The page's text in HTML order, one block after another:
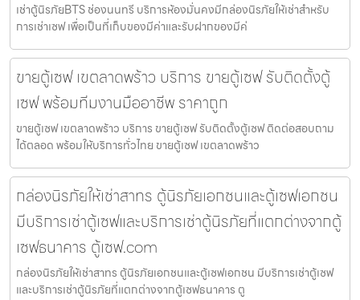
เช่าตู้นิรภัยBTS ช่องนนทรี บริการห้องมั่นคงมีกล่องนิรภัยให้เช่าสำหรับ
การเช่าเซฟ เพื่อเป็นที่เก็บของมีค่าและรับฝากของมีค่
ขายตู้เซฟ เขตลาดพร้าว บริการ ขายตู้เซฟ รับติดตั้งตู้
เซฟ พร้อมทีมงานมืออาชีพ ราคาถูก
ขายตู้เซฟ เขตลาดพร้าว บริการ ขายตู้เซฟ รับติดตั้งตู้เซฟ ติดต่อสอบถาม
ได้ตลอด พร้อมให้บริการทั่วไทย ขายตู้เซฟ เขตลาดพร้าว
กล่องนิรภัยให้เช่าสาทร ตู้นิรภัยเอกชนและตู้เซฟเอกชน
มีบริการเช่าตู้เซฟและบริการเช่าตู้นิรภัยที่แตกต่างจากตู้
เซฟธนาคาร ตู้เซฟ.com
กล่องนิรภัยให้เช่าสาทร ตู้นิรภัยเอกชนและตู้เซฟเอกชน มีบริการเช่าตู้เซฟ
และบริการเช่าตู้นิรภัยที่แตกต่างจากตู้เซฟธนาคาร ตู